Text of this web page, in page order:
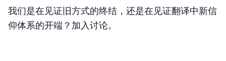
我们是在见证旧方式的终结，还是在见证翻译中新信
仰体系的开端？加入讨论。